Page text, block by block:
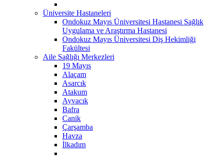
Üniversite Hastaneleri
Ondokuz Mayıs Üniversitesi Hastanesi Sağlık
Uygulama ve Araştırma Hastanesi
Ondokuz Mayıs Üniversitesi Diş Hekimliği
Fakültesi
Aile Sağlığı Merkezleri
19 Mayıs
Alaçam
Asarcık
Atakum
Ayvacık
Bafra
Canik
Çarşamba
Havza
İlkadım